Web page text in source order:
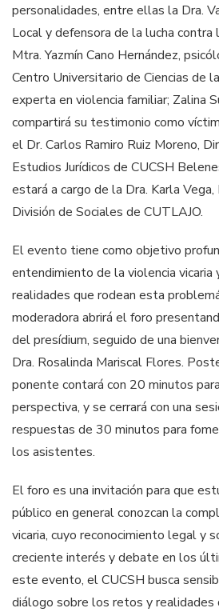
personalidades, entre ellas la Dra.
Local y defensora de la lucha contra
Mtra. Yazmín Cano Hernández,
Centro Universitario de Ciencias de
experta en violencia familiar; Zalina
compartirá su testimonio como
el Dr. Carlos Ramiro Ruiz Moreno,
Estudios Jurídicos de CUCSH
estará a cargo de la Dra. Karla
División de Sociales de CUTLAJO.
El evento tiene como objetivo
entendimiento de la violencia
realidades que rodean esta
moderadora abrirá el foro
del presídium, seguido de una
Dra. Rosalinda Mariscal Flores.
ponente contará con 20 minutos
perspectiva, y se cerrará con una
respuestas de 30 minutos para
los asistentes.
El foro es una invitación para que
público en general conozcan la
vicaria, cuyo reconocimiento legal y
creciente interés y debate en los
este evento, el CUCSH busca
diálogo sobre los retos y realidades